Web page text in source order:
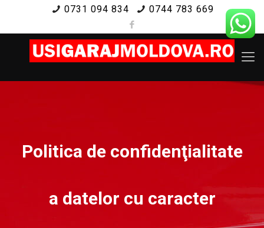
0731 094 834 0744 783 669
Politica de confidenţialitate
a datelor cu caracter